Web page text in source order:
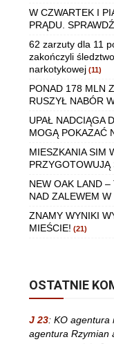
W CZWARTEK I
PRĄDU.
62 zarzuty dla 11
zakończyli
narkotykowej (11)
PONAD 178 MLN
RUSZYŁ NABÓR
UPAŁ NADCIĄGA
MOGĄ POKAZAĆ
MIESZKANIA SIM
NEW OAK LAND –
NAD ZALEWEM
ZNAMY WYNIKI
MIEŚCIE! (21)
OSTATNIE
J 23: KO agentura
agentura Rzymian